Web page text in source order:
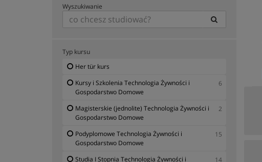
Wyszukiwanie
Typ kursu
Her tür kurs
Kursy i Szkolenia Technologia Żywności i
Gospodarstwo Domowe
6
Magisterskie (jednolite) Technologia Żywności i
Gospodarstwo Domowe
2
Podyplomowe Technologia Żywności i
Gospodarstwo Domowe
15
Studia I Stopnia Technologia Żywności i
14